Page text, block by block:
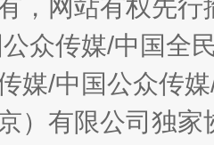
，网站有权先
众传媒/中国全
媒/中国公众传
）有限公司独